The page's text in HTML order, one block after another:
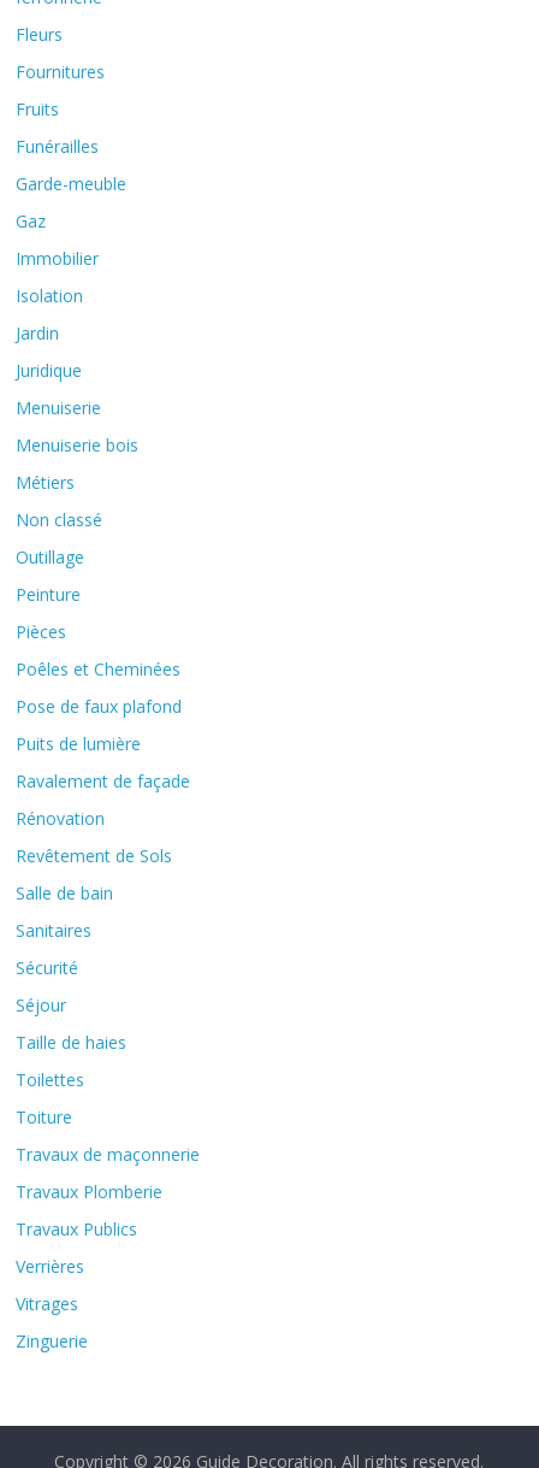
Fleurs
Fournitures
Fruits
Funérailles
Garde-meuble
Gaz
Immobilier
Isolation
Jardin
Juridique
Menuiserie
Menuiserie bois
Métiers
Non classé
Outillage
Peinture
Pièces
Poêles et Cheminées
Pose de faux plafond
Puits de lumière
Ravalement de façade
Rénovation
Revêtement de Sols
Salle de bain
Sanitaires
Sécurité
Séjour
Taille de haies
Toilettes
Toiture
Travaux de maçonnerie
Travaux Plomberie
Travaux Publics
Verrières
Vitrages
Zinguerie
Copyright © 2026 Guide Decoration. All rights reserved.